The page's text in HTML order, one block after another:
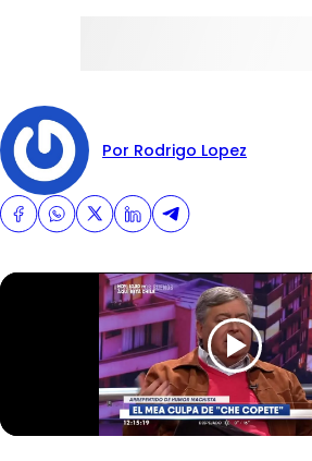
Por Rodrigo Lopez